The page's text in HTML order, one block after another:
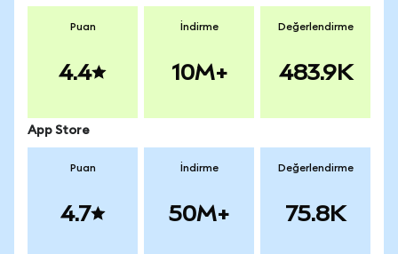
Puan
4.4
İndirme
10M+
Değerlendirme
483.9K
App Store
Puan
4.7
İndirme
50M+
Değerlendirme
75.8K